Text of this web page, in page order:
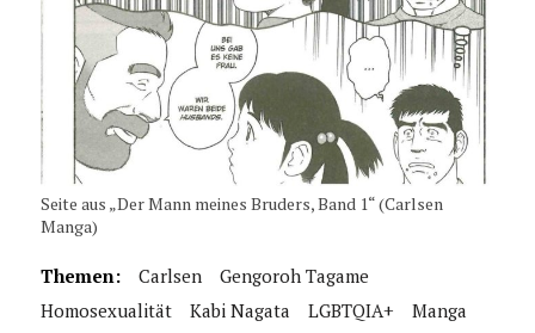
Seite aus „Der Mann meines Bruders, Band 1“ (Carlsen
Manga)
Themen: Carlsen
Gengoroh Tagame
Homosexualität
Kabi Nagata LGBTQIA+
Manga